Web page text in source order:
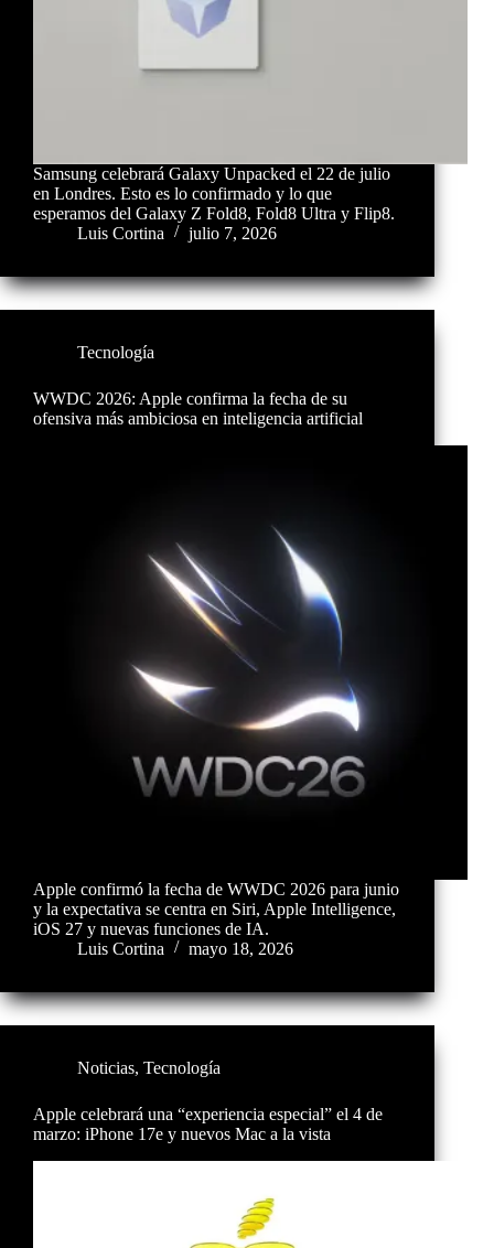
Samsung celebrará Galaxy Unpacked el 22 de julio
en Londres. Esto es lo confirmado y lo que
esperamos del Galaxy Z Fold8, Fold8 Ultra y Flip8.
Luis Cortina
julio 7, 2026
Tecnología
WWDC 2026: Apple confirma la fecha de su
ofensiva más ambiciosa en inteligencia artificial
Apple confirmó la fecha de WWDC 2026 para junio
y la expectativa se centra en Siri, Apple Intelligence,
iOS 27 y nuevas funciones de IA.
Luis Cortina
mayo 18, 2026
Noticias, Tecnología
Apple celebrará una “experiencia especial” el 4 de
marzo: iPhone 17e y nuevos Mac a la vista